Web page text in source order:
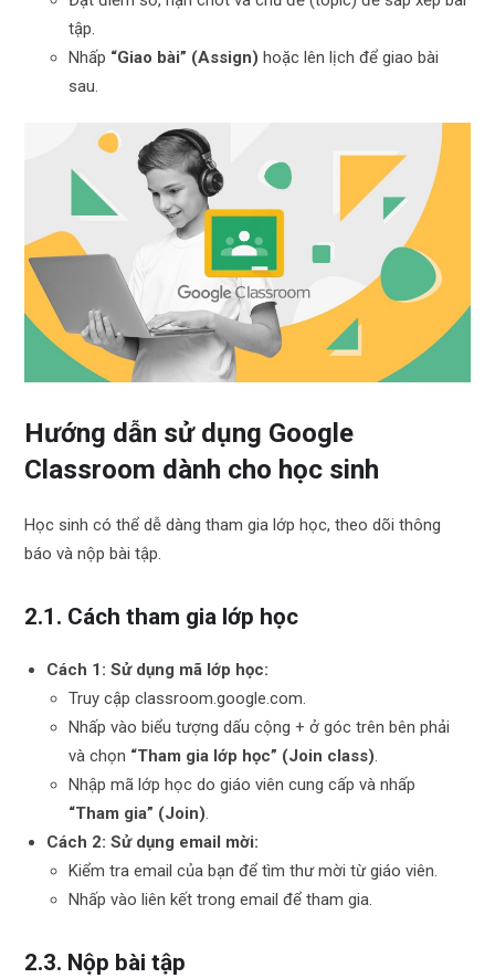
tập.
Nhấp “Giao bài” (Assign) hoặc lên lịch để giao bài
sau.
Hướng dẫn sử dụng Google
Classroom dành cho học sinh
Học sinh có thể dễ dàng tham gia lớp học, theo dõi thông
báo và nộp bài tập.
2.1. Cách tham gia lớp học
Cách 1: Sử dụng mã lớp học:
Truy cập classroom.google.com.
Nhấp vào biểu tượng dấu cộng+ ở góc trên bên phải
và chọn “Tham gia lớp học” (Join class).
Nhập mã lớp học do giáo viên cung cấp và nhấp
“Tham gia” (Join).
Cách 2: Sử dụng email mời:
Kiểm tra email của bạn để tìm thư mời từ giáo viên.
Nhấp vào liên kết trong email để tham gia.
2.3. Nộp bài tập